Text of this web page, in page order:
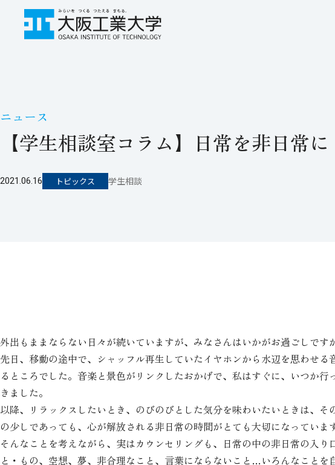
ニュース
【学生相談室コラム】日常を非日常に
2021.06.16 トピックス 学生相談
外出もままならない日々が続いていますが、みなさんはいかがお過ごしです
先日、移動の途中で、シャッフル再生していたイヤホンから水辺を思わせ
るところでした。音楽と景色がリンクしたおかげで、私はすぐに、いつか
きました。
以降、リラックスしたいとき、のびのびとした気分を味わいたいときは、
の少しであっても、心が解放される非日常の時間がとても大切になっていま
そんなことを考えながら、実はカウンセリングも、日常の中の非日常の入
と・もの、空想、夢、非合理なこと、言葉にならないこと…いろんなこと